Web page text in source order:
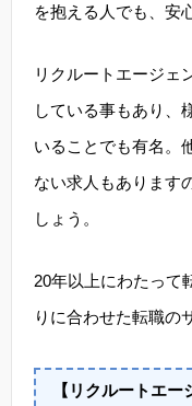
を抱える人でも、安
リクルートエージェ
している事もあり、
いることでも有名。
ない求人もあります
しょう。
20年以上にわたって
りに合わせた転職の
【リクルートエー